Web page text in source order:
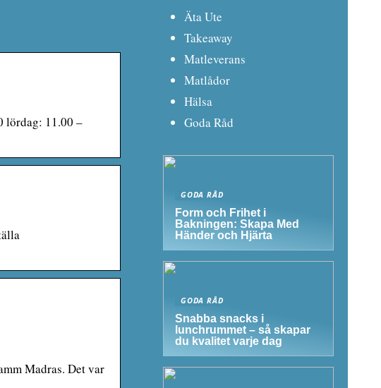
lördag: 11.00 –
Madras. Det var
Äta Ute
Takeaway
Matleverans
Matlådor
Hälsa
Goda Råd
GODA RÅD
Form och Frihet i
Bakningen: Skapa Med
Händer och Hjärta
GODA RÅD
Snabba snacks i
lunchrummet – så skapar
du kvalitet varje dag